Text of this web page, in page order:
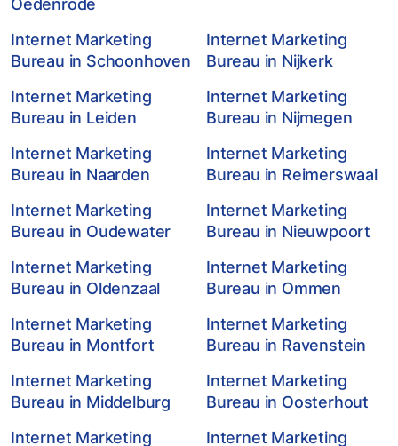
Oedenrode
Internet Marketing
Bureau in Schoonhoven
Internet Marketing
Bureau in Nijkerk
Internet Marketing
Bureau in Leiden
Internet Marketing
Bureau in Nijmegen
Internet Marketing
Bureau in Naarden
Internet Marketing
Bureau in Reimerswaal
Internet Marketing
Bureau in Oudewater
Internet Marketing
Bureau in Nieuwpoort
Internet Marketing
Bureau in Oldenzaal
Internet Marketing
Bureau in Ommen
Internet Marketing
Bureau in Montfort
Internet Marketing
Bureau in Ravenstein
Internet Marketing
Bureau in Middelburg
Internet Marketing
Bureau in Oosterhout
Internet Marketing
Internet Marketing